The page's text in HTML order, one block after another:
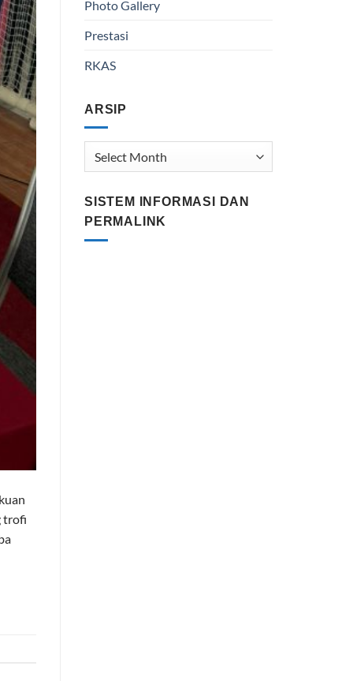
trofi
Photo Gallery
Prestasi
RKAS
ARSIP
SISTEM INFORMASI DAN
PERMALINK